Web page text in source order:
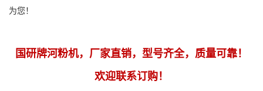
为您！
国研牌河粉机，厂家直销，型号齐全，质量可靠！
欢迎联系订购！